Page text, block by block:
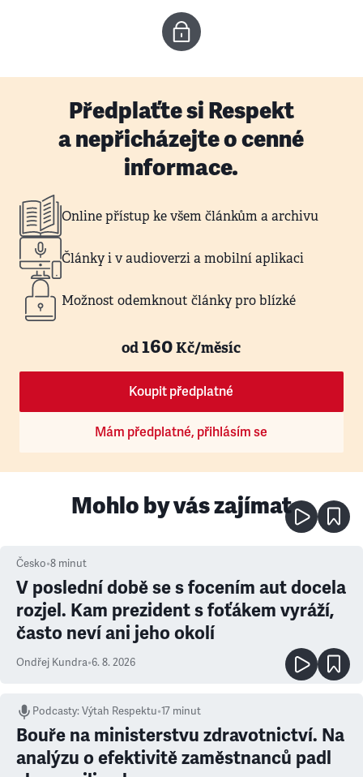
Předplaťte si Respekt
a nepřicházejte o cenné
informace.
Online přístup ke všem článkům a archivu
Články i v audioverzi a mobilní aplikaci
Možnost odemknout články pro blízké
od160Kč/měsíc
Koupit předplatné
Mám předplatné, přihlásím se
Mohlo by vás zajímat
Česko•8 minut
V poslední době se s focením aut docela
rozjel. Kam prezident s foťákem vyráží,
často neví ani jeho okolí
Ondřej Kundra•6. 8. 2026
Podcasty:Výtah Respektu•17 minut
Bouře na ministerstvu zdravotnictví. Na
analýzu o efektivitě zaměstnanců padl